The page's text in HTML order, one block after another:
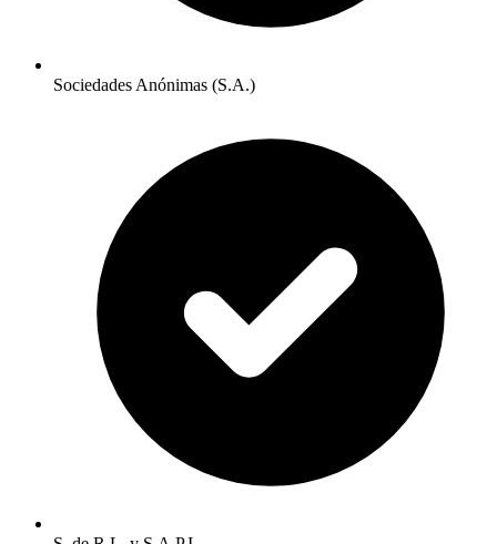
Sociedades Anónimas (S.A.)